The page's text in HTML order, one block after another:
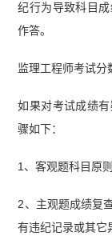
纪行为导致科目
作答。
监理工程师考试分
如果对考试成绩
骤如下：
1、客观题科目原
2、主观题成绩复
有违纪记录或其它